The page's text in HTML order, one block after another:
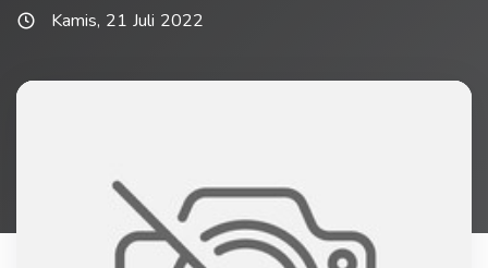
Kamis, 21 Juli 2022